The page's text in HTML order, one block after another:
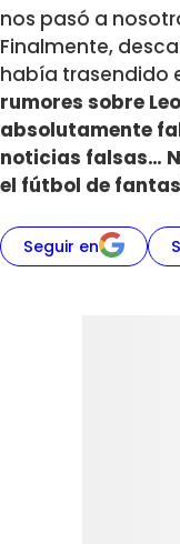
nos pasó a
Finalmente,
había trasendido
rumores sobre
absolutamente
noticias falsas…
el fútbol de
Seguir en